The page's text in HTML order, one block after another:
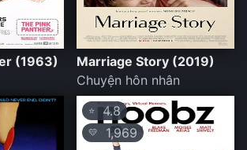
(1963)
Marriage Story (2019)
Chuyện hôn nhân
⭐ 4.8
💛 1,969